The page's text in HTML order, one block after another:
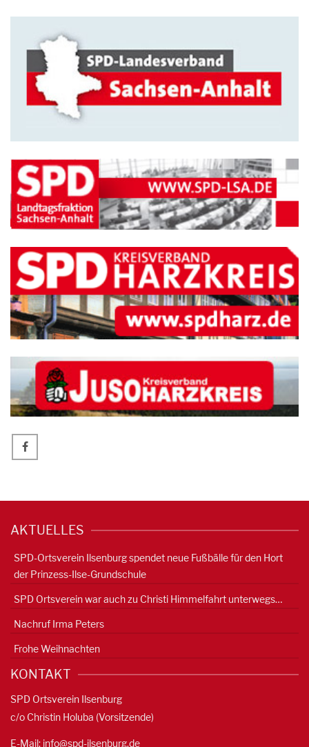
AKTUELLES
SPD-Ortsverein Ilsenburg spendet neue Fußbälle für den Hort
der Prinzess-Ilse-Grundschule
SPD Ortsverein war auch zu Christi Himmelfahrt unterwegs…
Nachruf Irma Peters
Frohe Weihnachten
KONTAKT
SPD Ortsverein Ilsenburg
c/o Christin Holuba (Vorsitzende)
E-Mail: info@spd-ilsenburg.de